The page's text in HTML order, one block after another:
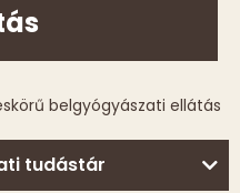
belgyógyászati ellátás
tudástár